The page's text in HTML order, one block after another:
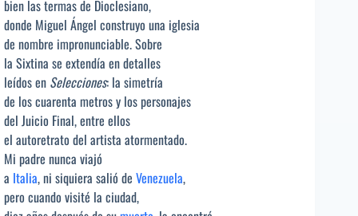
bien las termas de Dioclesiano,
donde Miguel Ángel construyo una iglesia
de nombre impronunciable. Sobre
la Sixtina se extendía en detalles
leídos en Selecciones: la simetría
de los cuarenta metros y los personajes
del Juicio Final, entre ellos
el autoretrato del artista atormentado.
Mi padre nunca viajó
a Italia, ni siquiera salió de Venezuela,
pero cuando visité la ciudad,